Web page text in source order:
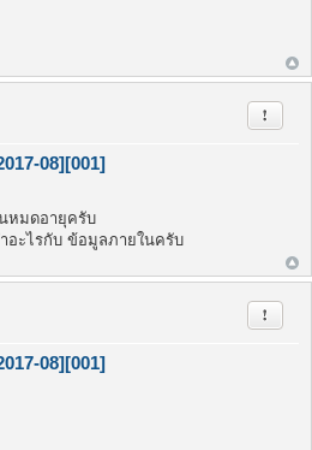
08][001]
รายงา
หมดอายุครับ
อะไรกับ ข้อมูลภายในครับ
08][001]
รายงา